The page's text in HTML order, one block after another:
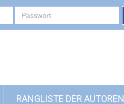
RANGLISTE DER AUTOREN